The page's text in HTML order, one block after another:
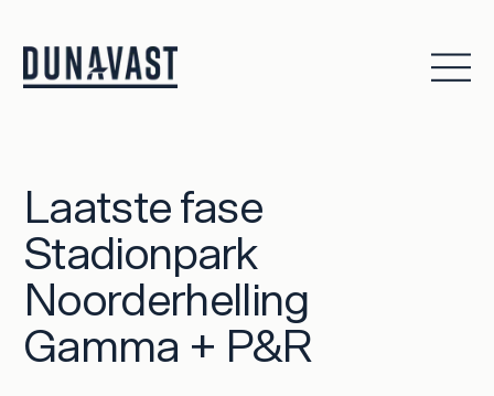
Laatste fase
Stadionpark
Noorderhelling
Gamma + P&R